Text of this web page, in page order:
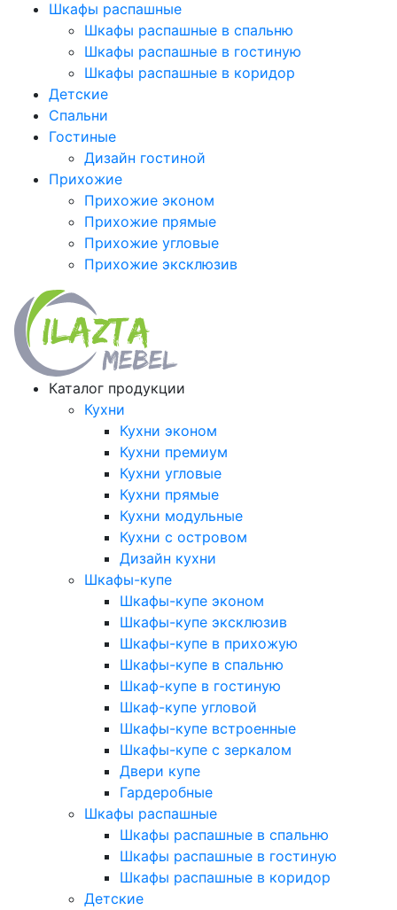
Шкафы распашные
Шкафы распашные в спальню
Шкафы распашные в гостиную
Шкафы распашные в коридор
Детские
Спальни
Гостиные
Дизайн гостиной
Прихожие
Прихожие эконом
Прихожие прямые
Прихожие угловые
Прихожие эксклюзив
Каталог продукции
Кухни
Кухни эконом
Кухни премиум
Кухни угловые
Кухни прямые
Кухни модульные
Кухни с островом
Дизайн кухни
Шкафы-купе
Шкафы-купе эконом
Шкафы-купе эксклюзив
Шкафы-купе в прихожую
Шкафы-купе в спальню
Шкаф-купе в гостиную
Шкаф-купе угловой
Шкафы-купе встроенные
Шкафы-купе с зеркалом
Двери купе
Гардеробные
Шкафы распашные
Шкафы распашные в спальню
Шкафы распашные в гостиную
Шкафы распашные в коридор
Детские